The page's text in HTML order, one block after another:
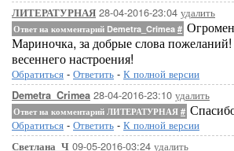
ЛИТЕРАТУРНАЯ 28-04-2016-23:04 удалить
Ответ на комментарий Demetra_Crimea #
Мариночка, за добрые слова
весеннего настроения!
Обратиться - Ответить - К полной версии
Demetra_Crimea 28-04-2016-23:10 удалить
Ответ на комментарий ЛИТЕРАТУРНАЯ #
Обратиться - Ответить - К полной версии
Светлана_Ч 09-05-2016-03:24 удалить